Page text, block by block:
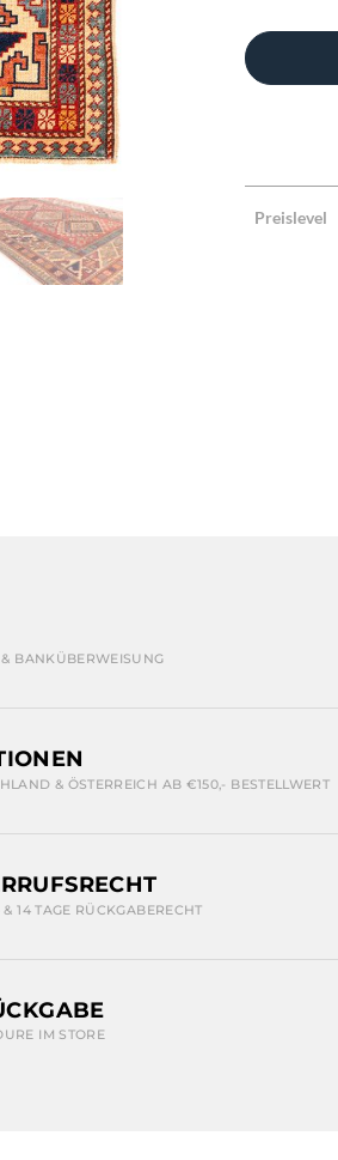
Preislevel
BANKÜBERWEISUNG
& ÖSTERREICH AB €150,- BESTELLWERT
14 TAGE RÜCKGABERECHT
IM STORE